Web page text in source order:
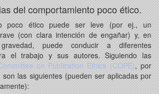
del comportamiento poco ético.
poco ético puede ser leve (por ej., un
(con clara intención de engañar) y, en
puede conducir a diferentes
el trabajo y sus autores. Siguiendo las
on Publication Ethics (COPE), por
las siguientes (pueden ser aplicadas por